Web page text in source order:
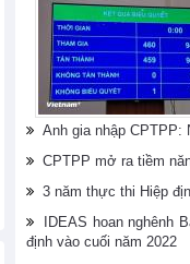
Anh gia nhập CPTPP:
CPTPP mở ra tiềm
3 năm thực thi Hiệp
IDEAS hoan nghênh
định vào cuối năm 2022